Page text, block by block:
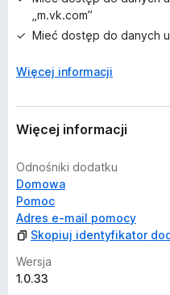
„m.vk.com”
Mieć dostęp do danych
Więcej informacji
Więcej informacji
Odnośniki dodatku
Domowa
Pomoc
Adres e-mail pomocy
Skopiuj identyfikator
Wersja
1.0.33